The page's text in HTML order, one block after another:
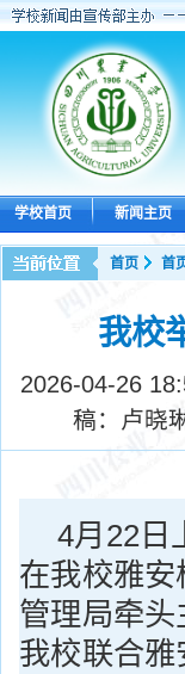
学校首页 新闻主页
首页 首
我校
2026-04-26
稿：卢晓
4月22日
在我校雅
管理局牵
我校联合